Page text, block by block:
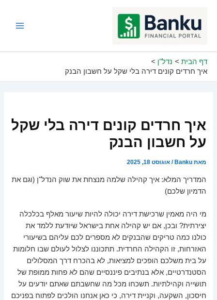
דף הבית
נדל"ן
איך חרדים קונים דירה בלי שקל על חשבון הבנק
איך חרדים קונים דירה בלי שקל
על חשבון הבנק
מאתBanku
/אוגוסט 18, 2025
המדריך המלא: איך קהילה שלמה מנצחת את שוק הנדל"ן (וגם את
הדמיון שלכם)
מי היה מאמין שרכישת דירה יכולה להיות שיעור מאלף בכלכלה
יצירתית? ובכן, אם יש קהילה אחת בישראל שיודעת ללמד את
כולנו כמה טריקים שהבנקים לא מספרים לכם עליהם בשיעורי
האזרחות, זו הקהילה החרדית. תתכוננו לצלול לעולם שבו חלומות
על בית משלכם הופכים למציאות, לא בהכרח דרך המסלולים
הסטנדרטיים, אלא בנתיבים פיננסיים שהם לא פחות ממופת של
תושייה וקהילתיות. תשכחו מכל מה שחשבתם שאתם יודעים על
חיסכון, השקעה, וקניית דירה, כי כאן אנחנו הולכים לפתוח בפניכם